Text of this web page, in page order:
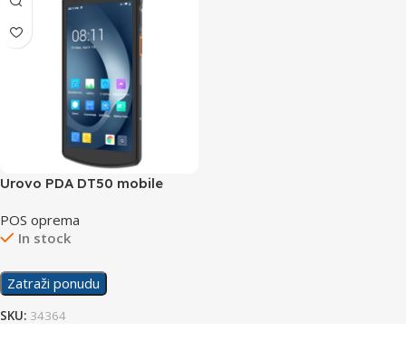
Urovo PDA DT50 mobile
POS oprema
In stock
Zatraži ponudu
SKU: 34364